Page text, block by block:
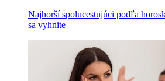
Najhorší spolucestujúci podľa
sa vyhnite